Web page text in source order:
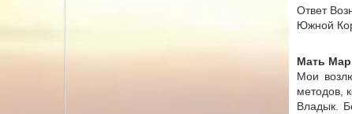
Ответ
Южной
Мать
Мои
методов,
Владык.